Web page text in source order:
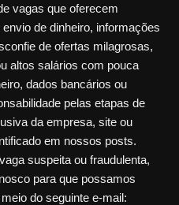
vagas que oferecem
de dinheiro, informações
de ofertas milagrosas,
altos salários com pouca
dados bancários ou
pelas etapas de
da empresa, site ou
em nossos posts.
suspeita ou fraudulenta,
para que possamos
do seguinte e-mail: